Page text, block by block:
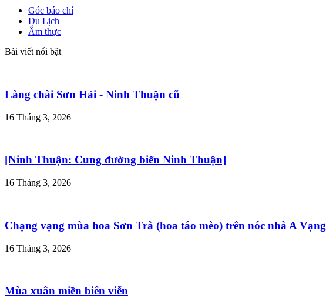
Góc báo chí
Du Lịch
Ẩm thực
Bài viết nổi bật
Làng chài Sơn Hải - Ninh Thuận cũ
16 Tháng 3, 2026
[Ninh Thuận: Cung đường biển Ninh Thuận]
16 Tháng 3, 2026
Chạng vạng mùa hoa Sơn Trà (hoa táo mèo) trên nóc nhà A Vạng
16 Tháng 3, 2026
Mùa xuân miền biên viễn